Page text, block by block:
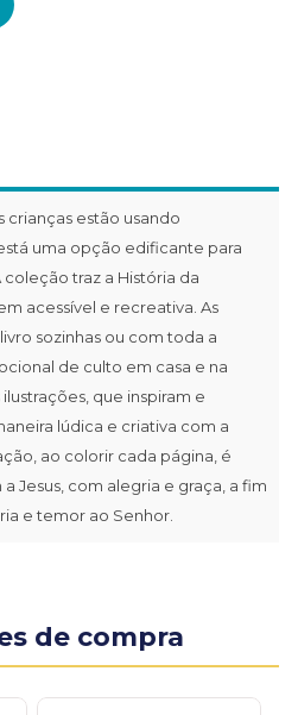
estão usando
uma opção edificante para
coleção traz a História da
acessível e recreativa. As
sozinhas ou com toda a
de culto em casa e na
que inspiram e
lúdica e criativa com a
ao colorir cada página, é
Jesus, com alegria e graça, a fim
e temor ao Senhor.
de compra